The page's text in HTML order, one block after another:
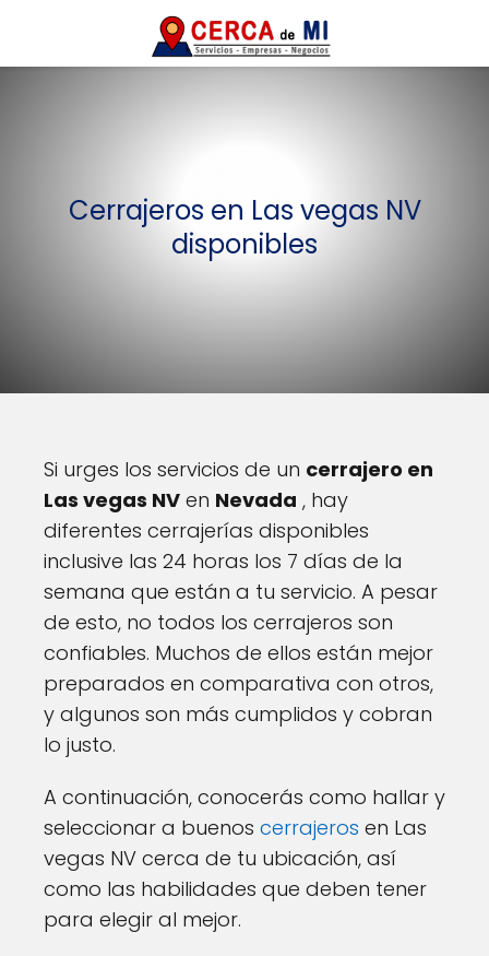
Cerrajeros en Las vegas NV
disponibles
Si urges los servicios de un cerrajero en
Las vegas NV en Nevada , hay
diferentes cerrajerías disponibles
inclusive las 24 horas los 7 días de la
semana que están a tu servicio. A pesar
de esto, no todos los cerrajeros son
confiables. Muchos de ellos están mejor
preparados en comparativa con otros,
y algunos son más cumplidos y cobran
lo justo.
A continuación, conocerás como hallar y
seleccionar a buenos cerrajeros en Las
vegas NV cerca de tu ubicación, así
como las habilidades que deben tener
para elegir al mejor.